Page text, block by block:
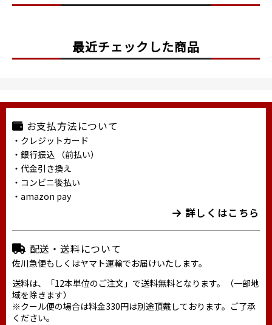
最近チェックした商品
お支払方法について
・クレジットカード
・銀行振込 （前払い）
・代金引き換え
・コンビニ後払い
・amazon pay
詳しくはこちら
配送・送料について
佐川急便もしくはヤマト運輸でお届けいたします。
送料は、「12本単位のご注文」で送料無料となります。（一部地
域を除きます）
※クール便の場合は料金330円は別途頂戴しております。ご了承
ください。